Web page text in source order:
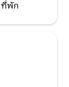
ที่พัก